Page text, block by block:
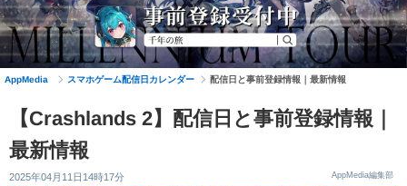
AppMedia スマホゲーム配信日カレンダー 配信日と事前登録情報｜最新情報
【Crashlands 2】配信日と事前登録情報｜
最新情報
2025年04月11日14時17分 AppMedia編集部